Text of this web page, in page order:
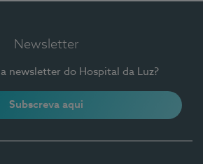
Newsletter
newsletter do Hospital da Luz?
Subscreva aqui